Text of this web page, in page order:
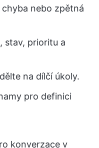
nebo zpětná
stav, prioritu a
na dílčí úkoly.
pro definici
konverzace v